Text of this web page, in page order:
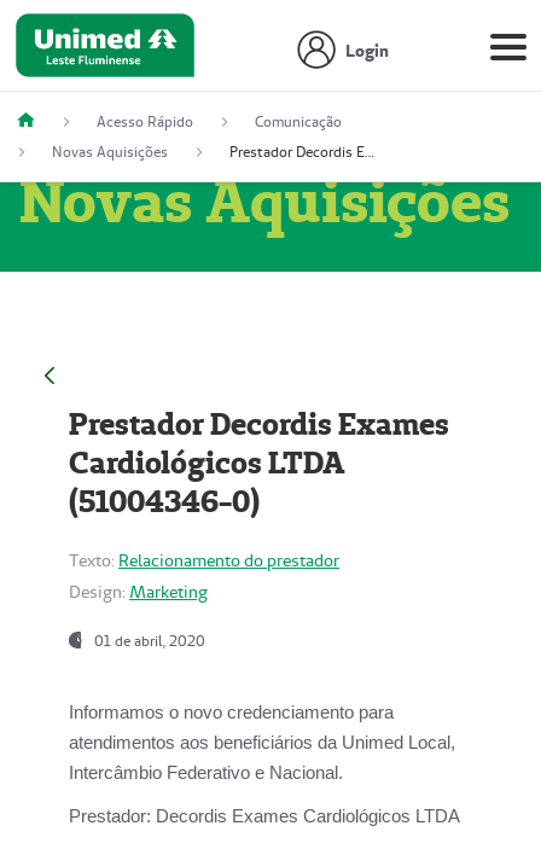
Login
Acesso Rápido
Comunicação
Novas Aquisições
Prestador Decordis Exames Cardiológicos LTDA (51004346-0)
Novas Aquisições
Prestador Decordis Exames
Cardiológicos LTDA
(51004346-0)
Texto: Relacionamento do prestador
Design: Marketing
01 de abril, 2020
Informamos o novo credenciamento para
atendimentos aos beneficiários da Unimed Local,
Intercâmbio Federativo e Nacional.
Prestador: Decordis Exames Cardiológicos LTDA